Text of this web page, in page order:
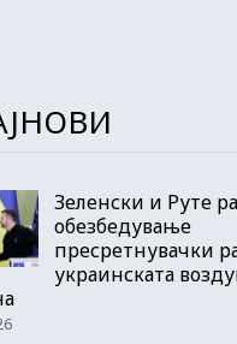
Зеленски и Руте
обезбедување
пресретнувачки
украинската